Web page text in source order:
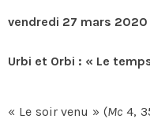
vendredi 27 mars 2020
Urbi et Orbi : « Le
« Le soir venu » (Mc 4,